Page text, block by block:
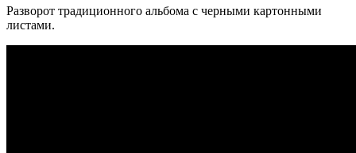
Разворот традиционного альбома с черными картонными
листами.